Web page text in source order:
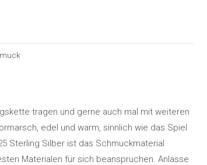
tragen und gerne auch mal mit weiteren
edel und warm, sinnlich wie das Spiel
Sterling Silber ist das Schmuckmaterial
Materialen für sich beanspruchen. Anlässe